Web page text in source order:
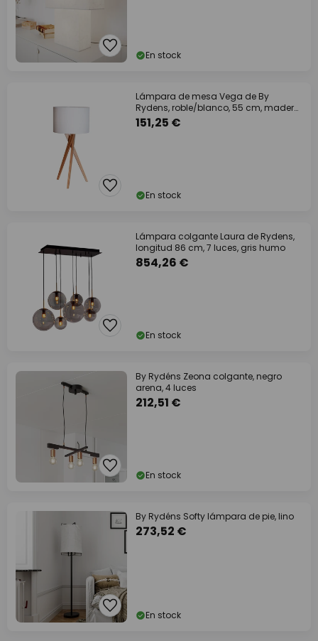
En stock
Lámpara de mesa Vega de By
Rydens, roble/blanco, 55 cm, madera,
textil
151,25 €
En stock
Lámpara colgante Laura de Rydens,
longitud 86 cm, 7 luces, gris humo
854,26 €
En stock
By Rydéns Zeona colgante, negro
arena, 4 luces
212,51 €
En stock
By Rydéns Softy lámpara de pie, lino
273,52 €
En stock